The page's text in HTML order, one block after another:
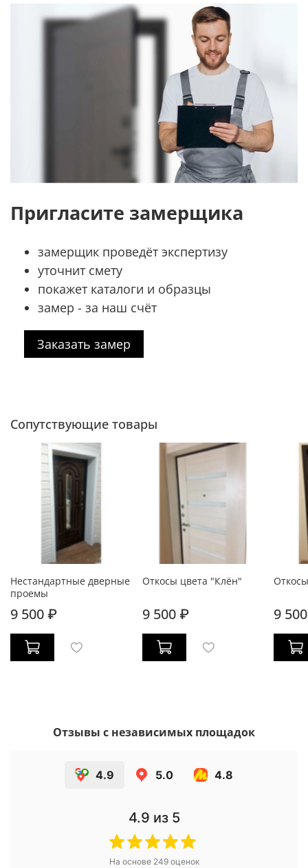
Пригласите замерщика
замерщик проведёт экспертизу
уточнит смету
покажет каталоги и образцы
замер - за наш счёт
Заказать замер
Сопутствующие товары
Нестандартные дверные
проемы
9 500 ₽
Откосы цвета "Клён"
9 500 ₽ 9
Отзывы с независимых площадок
4.9 5.0 4.8
4.9 из 5
На основе 249оценок